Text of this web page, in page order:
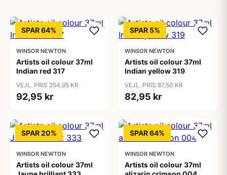
SPAR 64%
WINSOR NEWTON
Artists oil colour 37ml
Indian red 317
VEJL. PRIS 254,95 KR
92,95 kr
SPAR 5%
WINSOR NEWTON
Artists oil colour 37ml
Indian yellow 319
VEJL. PRIS 87,50 KR
82,95 kr
SPAR 20%
WINSOR NEWTON
Artists oil colour 37ml
SPAR 64%
WINSOR NEWTON
Artists oil colour 37ml